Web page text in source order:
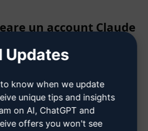
un account Claude
qui per sapere come
un account Claude
Updates
know when we update
unique tips and insights
on AI, ChatGPT and
offers you won't see